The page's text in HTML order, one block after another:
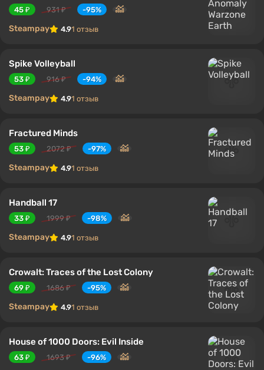
45 ₽ 931 ₽ -95%
Steampay 4.91 отзыв
Spike Volleyball
53 ₽ 916 ₽ -94%
Steampay 4.91 отзыв
Fractured Minds
53 ₽ 2072 ₽ -97%
Steampay 4.91 отзыв
Handball 17
33 ₽ 1999 ₽ -98%
Steampay 4.91 отзыв
Crowalt: Traces of the Lost Colony
69 ₽ 1686 ₽ -95%
Steampay 4.91 отзыв
House of 1000 Doors: Evil Inside
63 ₽ 1693 ₽ -96%